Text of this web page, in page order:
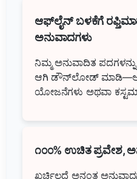
ಆಫ್‌ಲೈನ್ ಬಳಕೆಗೆ
ಅನುವಾದಗಳು
ನಿಮ್ಮ ಅನುವಾದಿತ
ಆಗಿ ಡೌನ್‌ಲೋಡ್
ಯೋಜನೆಗಳು ಅಥವಾ ಕಸ್ಟಮ್
೧೦೦% ಉಚಿತ ಪ್ರವೇಶ,
ಖರ್ಚಿಲ್ಲದೆ ಅನಂತ